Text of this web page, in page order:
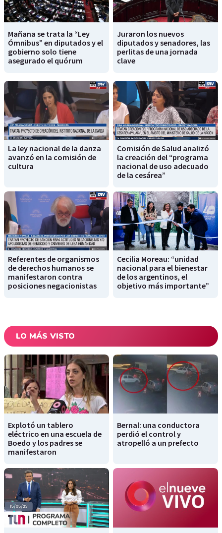
Mañana se trata la “Ley
Ómnibus” en diputados y el
gobierno solo tiene
asegurado el quórum
Juraron los nuevos
diputados y senadores, las
perlitas de una jornada
clave
La ley nacional de la danza
avanzó en la comisión de
cultura
Comisión de Salud analizó
la creación del “programa
nacional de uso adecuado
de la cesárea”
Referentes de organismos
de derechos humanos se
manifestaron contra
posiciones negacionistas
Cecilia Moreau: “unidad
nacional para el bienestar
de los argentinos, el
objetivo más importante”
LO MÁS VISTO
Explotó un tablero
eléctrico en una escuela de
Boedo y los padres se
manifestaron
Bernal: una conductora
perdió el control y
atropelló a un prefecto